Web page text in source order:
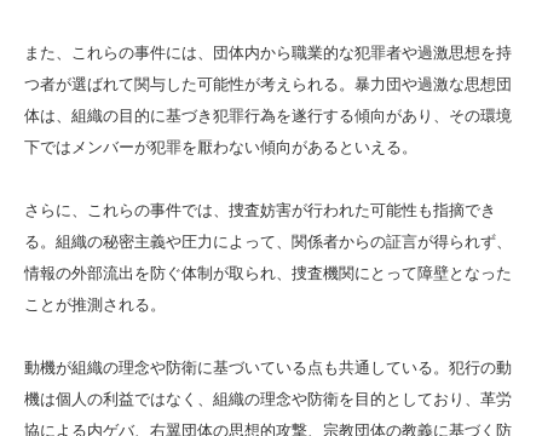
また、これらの事件には、団体内から職業的な犯罪者や過激思想を持
つ者が選ばれて関与した可能性が考えられる。暴力団や過激な思想団
体は、組織の目的に基づき犯罪行為を遂行する傾向があり、その環境
下ではメンバーが犯罪を厭わない傾向があるといえる。
さらに、これらの事件では、捜査妨害が行われた可能性も指摘でき
る。組織の秘密主義や圧力によって、関係者からの証言が得られず、
情報の外部流出を防ぐ体制が取られ、捜査機関にとって障壁となった
ことが推測される。
動機が組織の理念や防衛に基づいている点も共通している。犯行の動
機は個人の利益ではなく、組織の理念や防衛を目的としており、革労
協による内ゲバ、右翼団体の思想的攻撃、宗教団体の教義に基づく防